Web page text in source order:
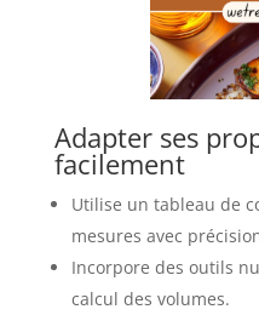
Adapter ses
facilement
Utilise un tableau de
mesures avec
Incorpore des outils
calcul des volumes.